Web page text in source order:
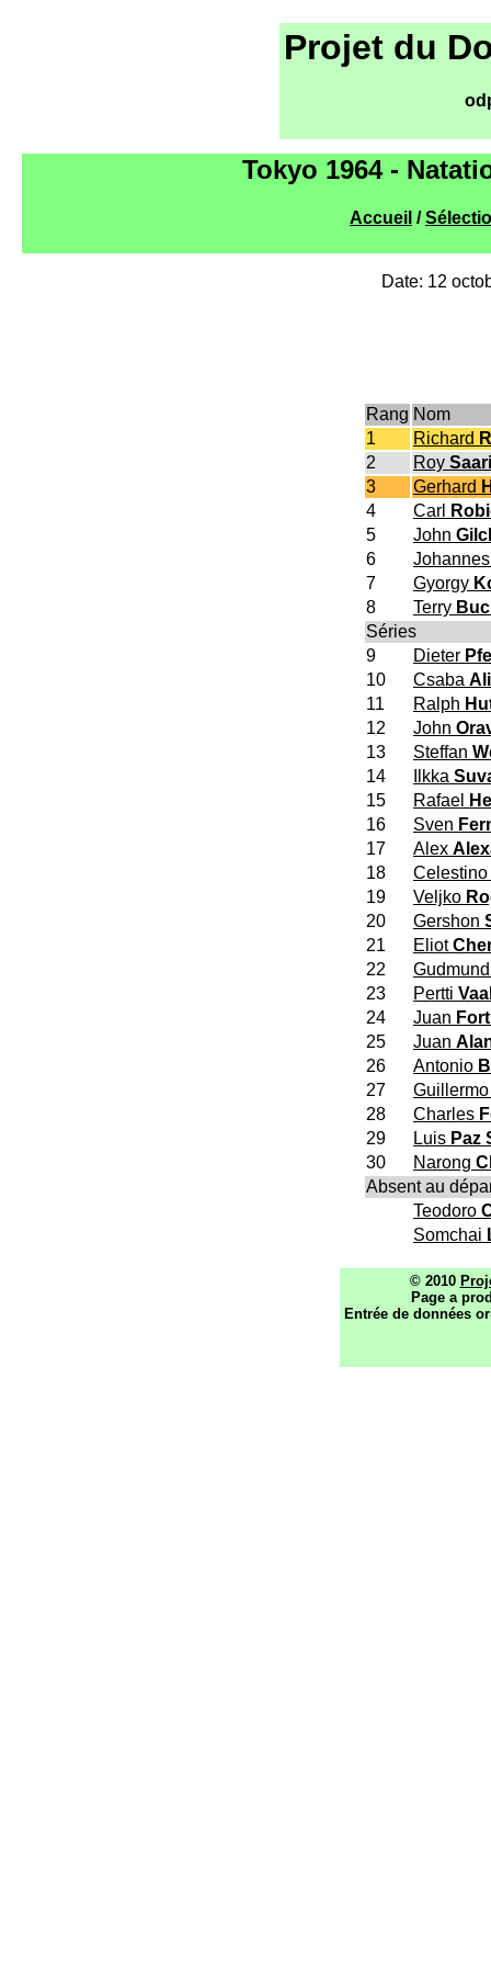
Projet du
Tokyo 1964 -
Accueil /
Date: 12
Rang Nom
1
Richard
2
Roy Saari
3
Gerhard
4
Carl
5
John
6
7
Gyorgy
8
Terry
Séries
9
Dieter
10
Csaba Ali
11
Ralph
12
John
13
Steffan
14
Ilkka
15
Rafael
16
Sven
17
Alex
18
Celestino
19
Veljko
20
Gershon
21
Eliot
22
23
Pertti
24
Juan
25
Juan
26
Antonio
27
28
Charles
29
Luis Paz
30
Narong
Absent au
Teodoro
Somchai
© 2010
Page a
Entrée de données